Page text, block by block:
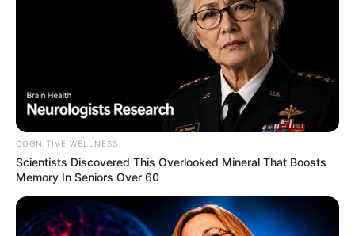
COGNITIVE WELLNESS
Scientists Discovered This Overlooked Mineral That Boosts
Memory In Seniors Over 60